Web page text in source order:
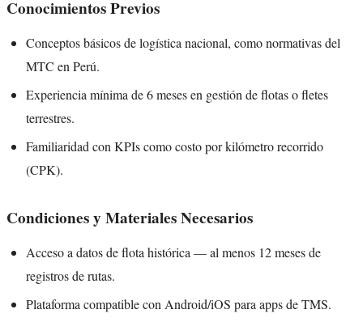
Conocimientos Previos
Conceptos básicos de logística nacional, como normativas del
MTC en Perú.
Experiencia mínima de 6 meses en gestión de flotas o fletes
terrestres.
Familiaridad con KPIs como costo por kilómetro recorrido
(CPK).
Condiciones y Materiales Necesarios
Acceso a datos de flota histórica — al menos 12 meses de
registros de rutas.
Plataforma compatible con Android/iOS para apps de TMS.